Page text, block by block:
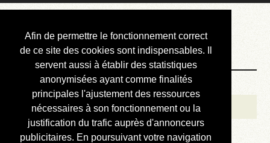
Afin de permettre le fonctionnement correct
de ce site des cookies sont indispensables. Il
servent aussi à établir des statistiques
anonymisées ayant comme finalités
principales l'ajustement des ressources
nécessaires à son fonctionnement ou la
justification du trafic auprès d'annonceurs
publicitaires. En poursuivant votre navigation
Courbis, « LE »
Blog Officiel
Bienvenue
Réalisations
Divers (et d’été)